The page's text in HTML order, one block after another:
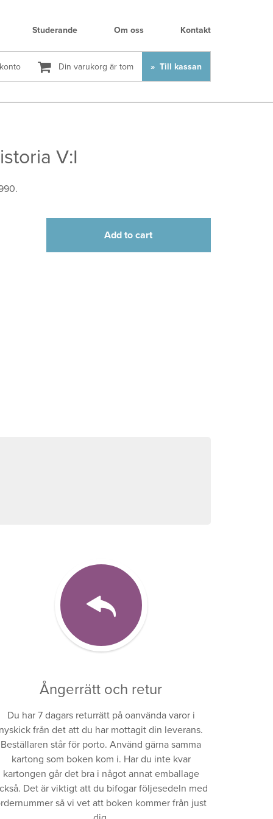
Studerande Om oss Kontakt
Din varukorg är tom Till kassan
V:I
Add to cart
Ångerrätt och retur
Du har 7 dagars returrätt på oanvända varor i
nyskick från det att du har mottagit din leverans.
Beställaren står för porto. Använd gärna samma
kartong som boken kom i. Har du inte kvar
kartongen går det bra i något annat emballage
Det är viktigt att du bifogar följesedeln med
så vi vet att boken kommer från just